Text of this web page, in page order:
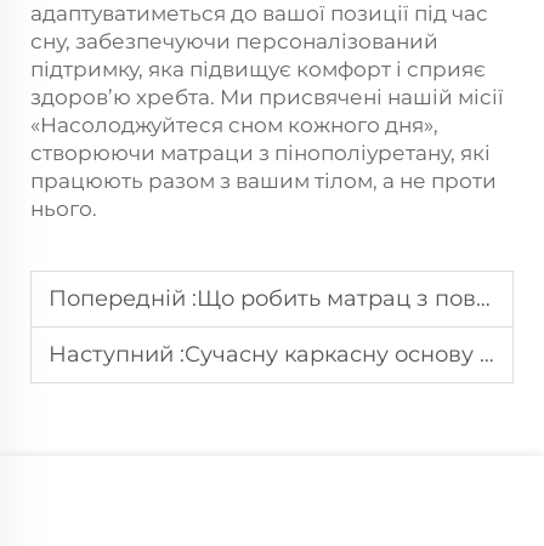
адаптуватиметься до вашої позиції під час
сну, забезпечуючи персоналізований
підтримку, яка підвищує комфорт і сприяє
здоров’ю хребта. Ми присвячені нашій місії
«Насолоджуйтеся сном кожного дня»,
створюючи матраци з пінополіуретану, які
працюють разом з вашим тілом, а не проти
нього.
Попередній :Що робить матрац з повільним відновленням піни-меморі більш комфортним?
Наступний :Сучасну каркасну основу для ліжка слід підбирати в парі з сумісними матрацами для забезпечення стабільності.